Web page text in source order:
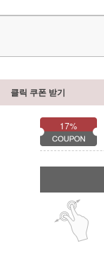
클릭 쿠폰 받기
17%